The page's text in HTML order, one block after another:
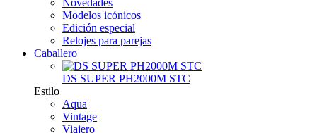
Novedades
Modelos icónicos
Edición especial
Relojes para parejas
Caballero
DS SUPER PH2000M STC
Estilo
Aqua
Vintage
Viajero